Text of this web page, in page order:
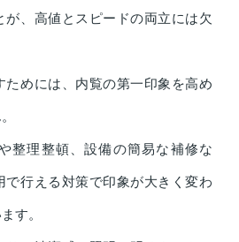
、高値とスピードの両立には欠
ためには、内覧の第一印象を高め
整理整頓、設備の簡易な補修な
で行える対策で印象が大きく変わ
す。